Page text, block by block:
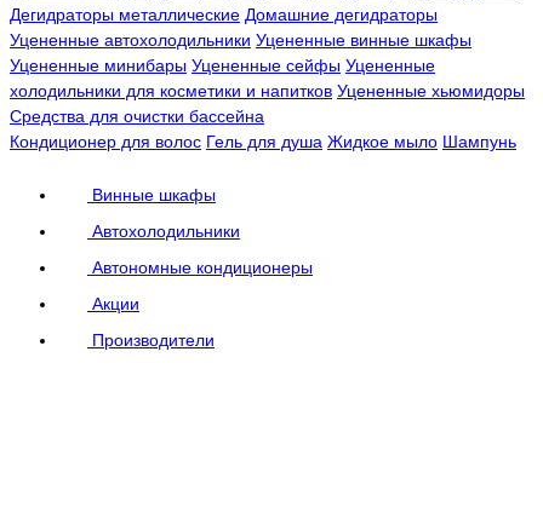
Дегидраторы металлические Домашние дегидраторы
Уцененные автохолодильники Уцененные винные шкафы
Уцененные минибары Уцененные сейфы Уцененные
холодильники для косметики и напитков Уцененные хьюмидоры
Средства для очистки бассейна
Кондиционер для волос Гель для душа Жидкое мыло Шампунь
Винные шкафы
Автохолодильники
Автономные кондиционеры
Акции
Производители